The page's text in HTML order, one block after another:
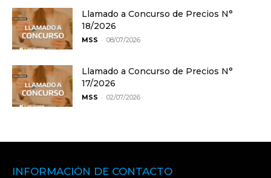
Llamado a Concurso de Precios N°
18/2026
MSS - 08/07/2026
Llamado a Concurso de Precios N°
17/2026
MSS - 02/07/2026
INFORMACIÓN DE CONTACTO